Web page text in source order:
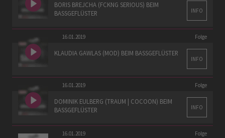
BORIS BREJCHA (FCKNG SERIOUS) BEIM
BASSGEFLÜSTER
INFO
16.01.2019 Folge
KLAUDIA GAWLAS (MOD) BEIM BASSGEFLÜSTER
INFO
16.01.2019 Folge
DOMINIK EULBERG (TRAUM | COCOON) BEIM
BASSGEFLÜSTER
INFO
16.01.2019 Folge